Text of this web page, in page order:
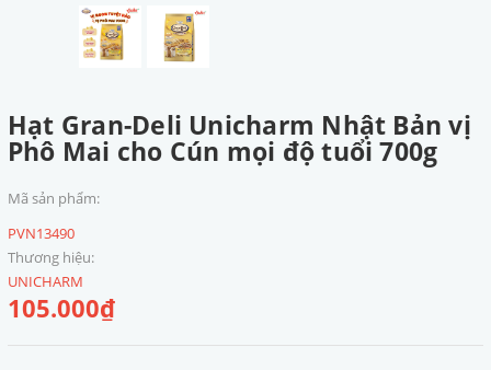
Hạt Gran-Deli Unicharm Nhật Bản vị
Phô Mai cho Cún mọi độ tuổi 700g
Mã sản phẩm:
PVN13490
Thương hiệu:
UNICHARM
105.000₫